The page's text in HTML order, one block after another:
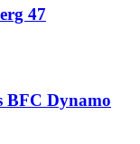
47
BFC Dynamo